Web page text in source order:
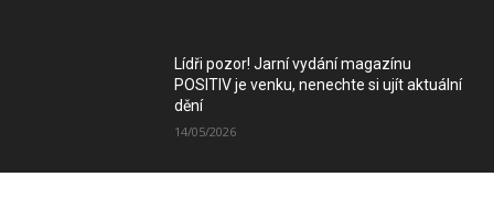
Lídři pozor! Jarní vydání magazínu
POSITIV je venku, nenechte si ujít aktuální
dění
14/05/2026